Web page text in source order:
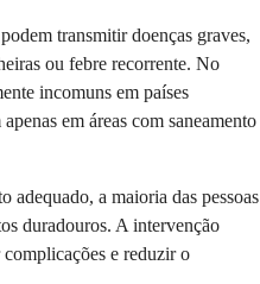
transmitir doenças graves,
ou febre recorrente. No
incomuns em países
em áreas com saneamento
adequado, a maioria das pessoas
duradouros. A intervenção
e reduzir o